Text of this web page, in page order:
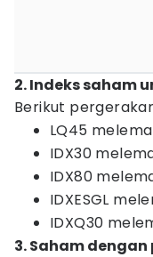
2. Indeks saham
Berikut
​LQ45
​IDX30
​IDX80
​IDXESGL
​IDXQ30
3. Saham